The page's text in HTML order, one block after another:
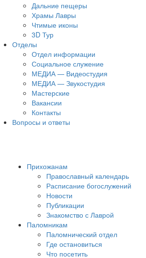
Дальние пещеры
Храмы Лавры
Чтимые иконы
3D Тур
Отделы
Отдел информации
Социальное служение
МЕДИА — Видеостудия
МЕДИА — Звукостудия
Мастерские
Вакансии
Контакты
Вопросы и ответы
Прихожанам
Православный календарь
Расписание богослужений
Новости
Публикации
Знакомство с Лаврой
Паломникам
Паломнический отдел
Где остановиться
Что посетить